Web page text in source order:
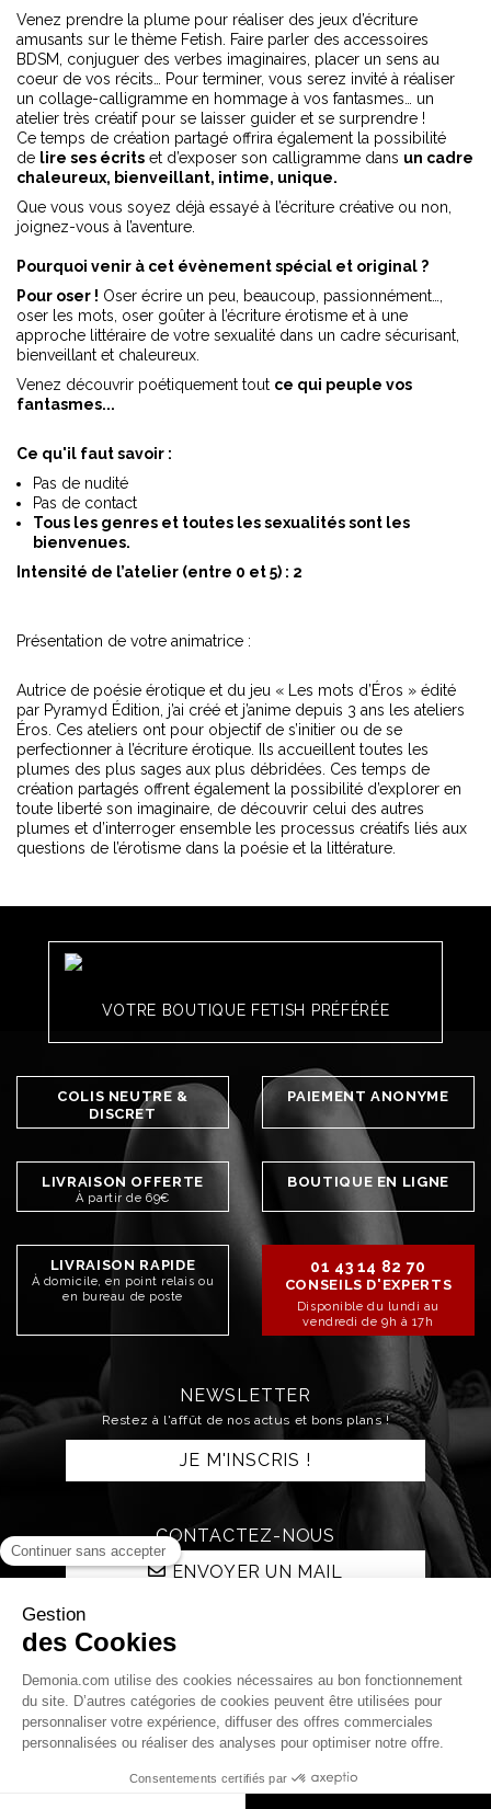
Venez prendre la plume pour réaliser des jeux d’écriture
amusants sur le thème Fetish. Faire parler des accessoires
BDSM, conjuguer des verbes imaginaires, placer un sens au
coeur de vos récits… Pour terminer, vous serez invité à réaliser
un collage-calligramme en hommage à vos fantasmes… un
atelier très créatif pour se laisser guider et se surprendre !
Ce temps de création partagé offrira également la possibilité
de lire ses écrits et d’exposer son calligramme dans un cadre
chaleureux, bienveillant, intime, unique.
Que vous vous soyez déjà essayé à l’écriture créative ou non,
joignez-vous à l’aventure.
Pourquoi venir à cet évènement spécial et original ?
Pour oser ! Oser écrire un peu, beaucoup, passionnément…,
oser les mots, oser goûter à l’écriture érotisme et à une
approche littéraire de votre sexualité dans un cadre sécurisant,
bienveillant et chaleureux.
Venez découvrir poétiquement tout ce qui peuple vos
fantasmes...
Ce qu'il faut savoir :
Pas de nudité
Pas de contact
Tous les genres et toutes les sexualités sont les
bienvenues.
Intensité de l’atelier (entre 0 et 5) : 2
Présentation de votre animatrice :
Autrice de poésie érotique et du jeu « Les mots d’Éros » édité
par Pyramyd Édition, j’ai créé et j’anime depuis 3 ans les ateliers
Éros. Ces ateliers ont pour objectif de s’initier ou de se
perfectionner à l’écriture érotique. Ils accueillent toutes les
plumes des plus sages aux plus débridées. Ces temps de
création partagés offrent également la possibilité d’explorer en
toute liberté son imaginaire, de découvrir celui des autres
plumes et d’interroger ensemble les processus créatifs liés aux
questions de l’érotisme dans la poésie et la littérature.
VOTRE BOUTIQUE FETISH PRÉFÉRÉE
COLIS NEUTRE &
DISCRET
PAIEMENT ANONYME
LIVRAISON OFFERTE
À partir de 69€
BOUTIQUE EN LIGNE
LIVRAISON RAPIDE
À domicile, en point relais ou
en bureau de poste
01 43 14 82 70
CONSEILS D'EXPERTS
Disponible du lundi au
vendredi de 9h à 17h
NEWSLETTER
Restez à l'affût de nos actus et bons plans !
JE M'INSCRIS !
CONTACTEZ-NOUS
ENVOYER UN MAIL
RESTONS CONNECTÉS !
Qui sommes nous ? La boutique
La nuit Démonia
Livraison et retours
Paiements Mentions légales
C.G.V.
Protection des données personnelles